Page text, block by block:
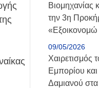
Βιομηχανίας
την 3η
«Εξοικονομώ
09/05/2026
Χαιρετισμός
Εμπορίου
Δαμιανού στα